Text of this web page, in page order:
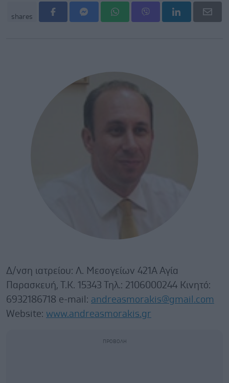
shares
Δ/νση ιατρείου: Λ. Μεσογείων 421Α Αγία
Παρασκευή, Τ.Κ. 15343 Τηλ.: 2106000244 Κινητό:
6932186718 e-mail: andreasmorakis@gmail.com
Website: www.andreasmorakis.gr